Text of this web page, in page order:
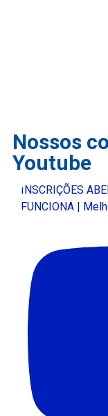
Nossos
Youtube
INSCRIÇÕES
FUNCIONA |